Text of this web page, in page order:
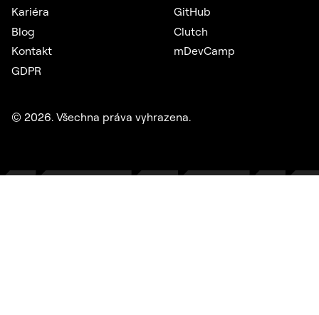
© 2026. Všechna práva vyhrazena.
Kariéra
Blog
Kontakt
GDPR
GitHub
Clutch
mDevCamp